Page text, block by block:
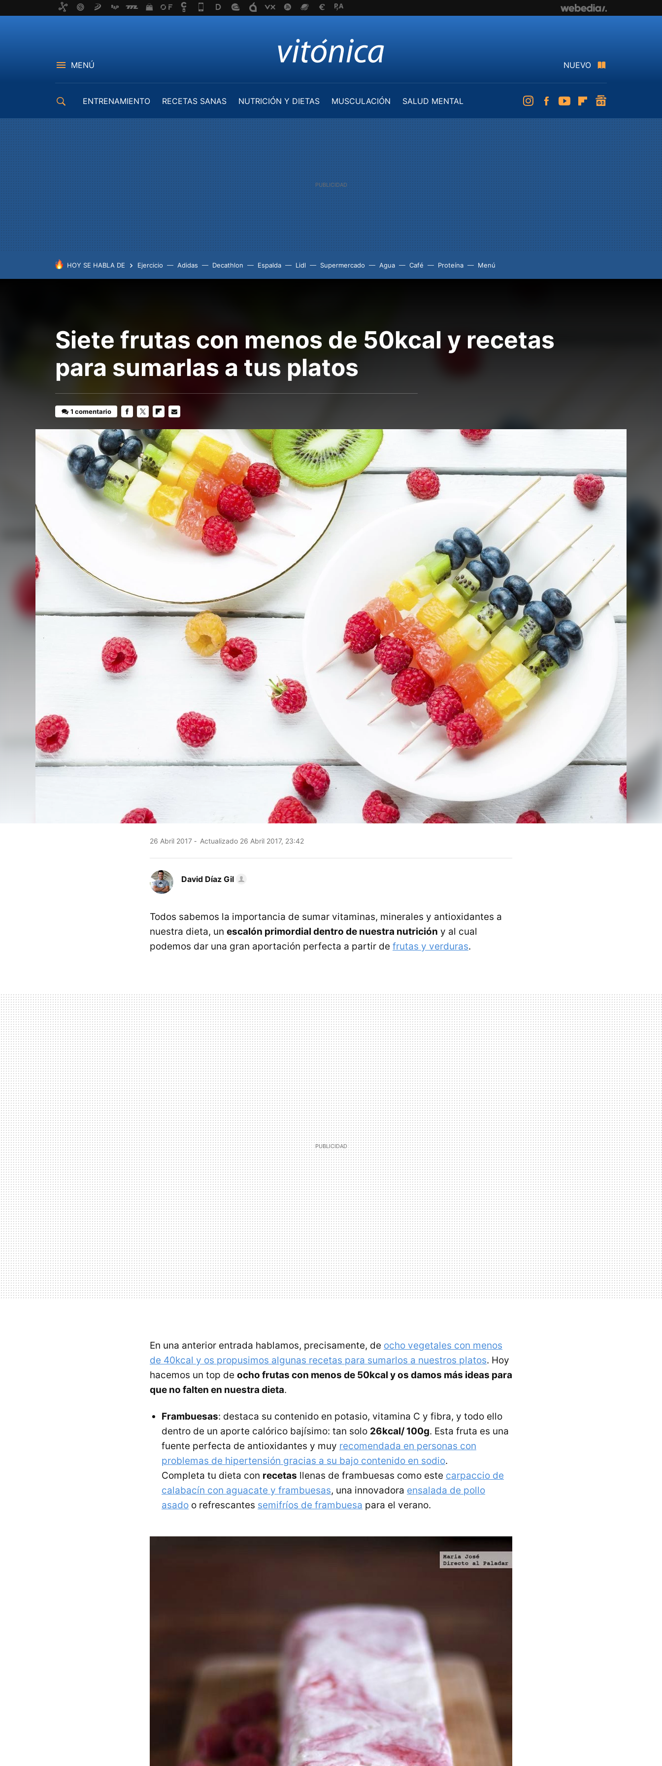
MENÚ NUEVO
ENTRENAMIENTO RECETAS SANAS NUTRICIÓN Y DIETAS MUSCULACIÓN
SALUD MENTAL
InstagramFacebookYoutubeFlipboard
HOY SE HABLA DE Ejercicio Adidas Decathlon Espalda Lidl Supermercado Agua Café Proteína Menú
Siete frutas con menos de 50kcal y recetas
para sumarlas a tus platos
1 comentario
MAIL
26 Abril 2017 Actualizado 26 Abril 2017, 23:42
David Díaz Gil
Todos sabemos la importancia de sumar vitaminas, minerales y antioxidantes a
nuestra dieta, un escalón primordial dentro de nuestra nutrición y al cual
podemos dar una gran aportación perfecta a partir de frutas y verduras.
En una anterior entrada hablamos, precisamente, de ocho vegetales con menos
de 40kcal y os propusimos algunas recetas para sumarlos a nuestros platos. Hoy
hacemos un top de ocho frutas con menos de 50kcal y os damos más ideas para
que no falten en nuestra dieta.
Frambuesas: destaca su contenido en potasio, vitamina C y fibra, y todo ello
dentro de un aporte calórico bajísimo: tan solo 26kcal/ 100g. Esta fruta es una
fuente perfecta de antioxidantes y muy recomendada en personas con
problemas de hipertensión gracias a su bajo contenido en sodio.
Completa tu dieta con recetas llenas de frambuesas como este carpaccio de
calabacín con aguacate y frambuesas, una innovadora ensalada de pollo
asado o refrescantes semifríos de frambuesa para el verano.